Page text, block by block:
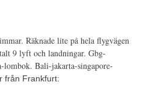
Räknade lite på hela flygvägen
9 lyft och landningar. Gbg-
lombok. Bali-jakarta-singapore-
från Frankfurt: